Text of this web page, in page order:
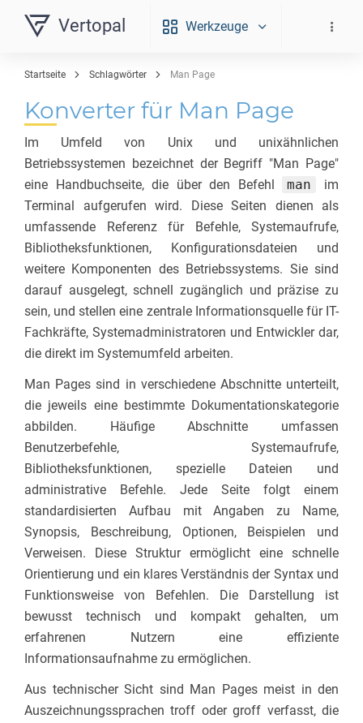
Vertopal Werkzeuge
Startseite Schlagwörter Man Page
Konverter für Man Page
Im Umfeld von Unix und unixähnlichen
Betriebssystemen bezeichnet der Begriff "Man Page"
eine Handbuchseite, die über den Befehl
man
im
Terminal aufgerufen wird. Diese Seiten dienen als
umfassende Referenz für Befehle, Systemaufrufe,
Bibliotheksfunktionen, Konfigurationsdateien und
weitere Komponenten des Betriebssystems. Sie sind
darauf ausgelegt, schnell zugänglich und präzise zu
sein, und stellen eine zentrale Informationsquelle für IT-
Fachkräfte, Systemadministratoren und Entwickler dar,
die direkt im Systemumfeld arbeiten.
Man Pages sind in verschiedene Abschnitte unterteilt,
die jeweils eine bestimmte Dokumentationskategorie
abbilden. Häufige Abschnitte umfassen
Benutzerbefehle, Systemaufrufe,
Bibliotheksfunktionen, spezielle Dateien und
administrative Befehle. Jede Seite folgt einem
standardisierten Aufbau mit Angaben zu Name,
Synopsis, Beschreibung, Optionen, Beispielen und
Verweisen. Diese Struktur ermöglicht eine schnelle
Orientierung und ein klares Verständnis der Syntax und
Funktionsweise von Befehlen. Die Darstellung ist
bewusst technisch und kompakt gehalten, um
erfahrenen Nutzern eine effiziente
Informationsaufnahme zu ermöglichen.
Aus technischer Sicht sind Man Pages meist in den
Auszeichnungssprachen troff oder groff verfasst, die